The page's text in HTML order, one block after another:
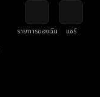
รายการของฉัน
แชร์